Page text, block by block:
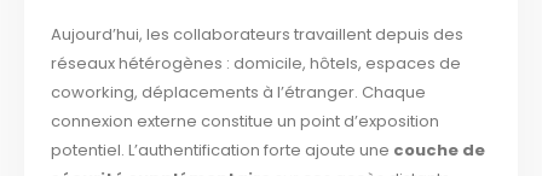
Aujourd’hui, les collaborateurs travaillent depuis des
réseaux hétérogènes : domicile, hôtels, espaces de
coworking, déplacements à l’étranger. Chaque
connexion externe constitue un point d’exposition
potentiel. L’authentification forte ajoute une couche de